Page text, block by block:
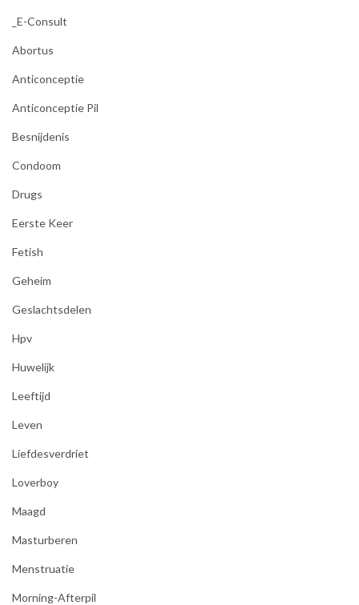
_E-Consult
Abortus
Anticonceptie
Anticonceptie Pil
Besnijdenis
Condoom
Drugs
Eerste Keer
Fetish
Geheim
Geslachtsdelen
Hpv
Huwelijk
Leeftijd
Leven
Liefdesverdriet
Loverboy
Maagd
Masturberen
Menstruatie
Morning-Afterpil